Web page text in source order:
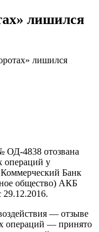
лишился
лишился
ОД-4838 отозвана
операций у
Банк
общество) АКБ
— отзыве
операций — принято